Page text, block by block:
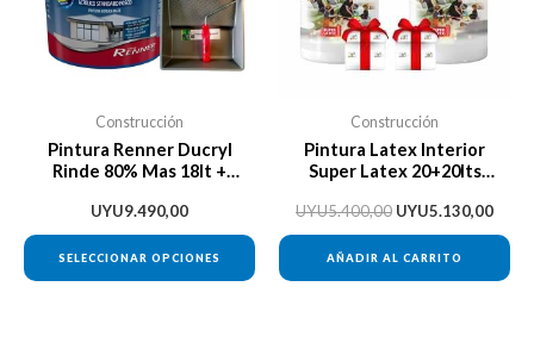
Construcción
Pintura Renner Ducryl
Rinde 80% Mas 18lt +
UYU9.490,00
SELECCIONAR OPCIONES
variantes.
pueden
página
Construcción
Pintura Latex Interior
Super Latex 20+20lts
UYU5.400,00 UYU5.130,00
AÑADIR AL CARRITO